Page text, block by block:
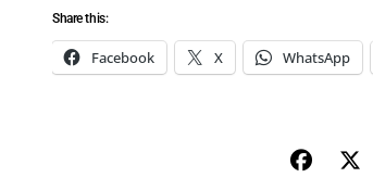
Share this:
Facebook X WhatsApp